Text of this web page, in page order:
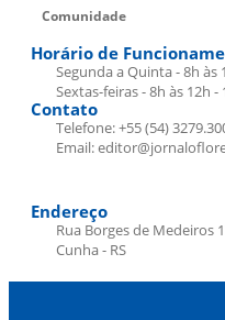
Comunidade
Horário de
Segunda a Quinta - 8h às
Sextas-feiras - 8h às 12h -
Contato
Telefone: +55 (54)
Email:
Endereço
Rua Borges de Medeiros
Cunha - RS